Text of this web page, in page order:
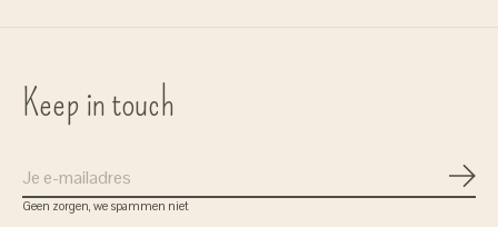
Keep in touch
Geen zorgen, we spammen niet